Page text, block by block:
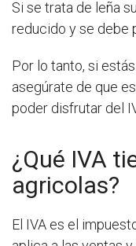
Si se trata de leña
reducido y se debe
Por lo tanto, si
asegúrate de que
poder disfrutar del
¿Qué IVA
agricolas?
El IVA es el